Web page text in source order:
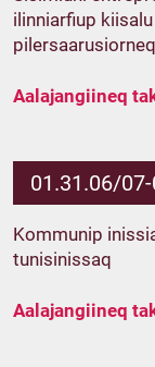
ilinniarfiup
Aalajangiineq
01.31.06/
Kommunip
tunisinissaq
Aalajangiineq